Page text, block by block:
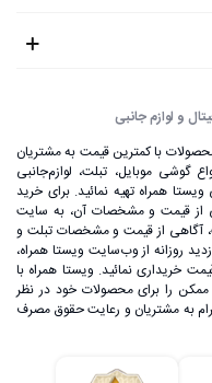
و لوازم جانبی
با کمترین قیمت به مشتریان
گوشی موبایل، تبلت، لوازم‌جانبی
ویستا همراه تهیه نمائید. برای خرید
از قیمت و مشخصات آن، به ‌سایت
آگاهی از قیمت و مشخصات تبلت و
روزانه از وب‌سایت ویستا همراه،
خریداری نمائید. ویستا همراه با
را برای محصولات خود در نظر
به مشتریان و رعایت حقوق مصرف